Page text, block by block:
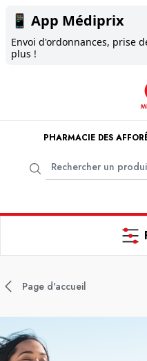
📱 App Médiprix
Envoi d'ordonnances, prise
plus !
PHARMACIE DES
Page d'accueil